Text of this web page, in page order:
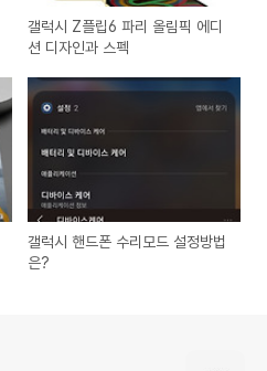
갤럭시 Z플립6 파리 올림픽 에디
션 디자인과 스펙
갤럭시 핸드폰 수리모드 설정방법
은?